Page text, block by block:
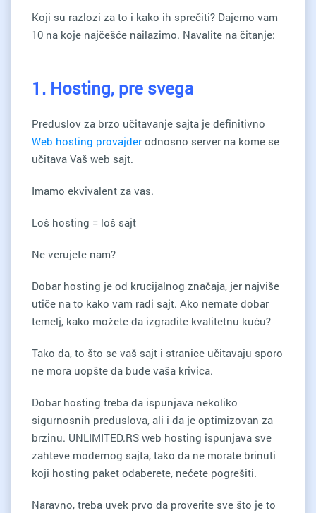
Koji su razlozi za to i kako ih sprečiti? Dajemo vam
10 na koje najčešće nailazimo. Navalite na čitanje:
1. Hosting, pre svega
Preduslov za brzo učitavanje sajta je definitivno
Web hosting provajder odnosno server na kome se
učitava Vaš web sajt.
Imamo ekvivalent za vas.
Loš hosting = loš sajt
Ne verujete nam?
Dobar hosting je od krucijalnog značaja, jer najviše
utiče na to kako vam radi sajt. Ako nemate dobar
temelj, kako možete da izgradite kvalitetnu kuću?
Tako da, to što se vaš sajt i stranice učitavaju sporo
ne mora uopšte da bude vaša krivica.
Dobar hosting treba da ispunjava nekoliko
sigurnosnih preduslova, ali i da je optimizovan za
brzinu. UNLIMITED.RS web hosting ispunjava sve
zahteve modernog sajta, tako da ne morate brinuti
koji hosting paket odaberete, nećete pogrešiti.
Naravno, treba uvek prvo da proverite sve što je to